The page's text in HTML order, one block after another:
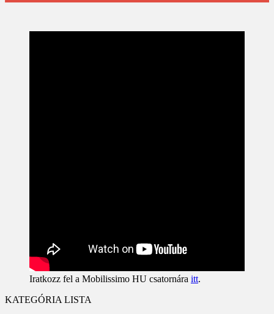
Iratkozz fel a Mobilissimo HU csatornára itt.
KATEGÓRIA LISTA